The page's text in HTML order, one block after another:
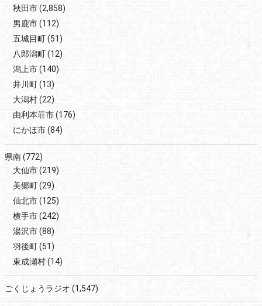
秋田市(2,858)
男鹿市(112)
五城目町(51)
八郎潟町(12)
潟上市(140)
井川町(13)
大潟村(22)
由利本荘市(176)
にかほ市(84)
県南(772)
大仙市(219)
美郷町(29)
仙北市(125)
横手市(242)
湯沢市(88)
羽後町(51)
東成瀬村(14)
ごくじょうラジオ (1,547)